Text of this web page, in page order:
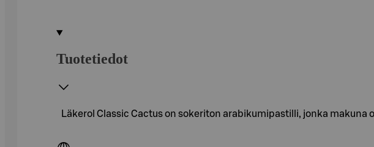
Tuotetiedot
Läkerol Classic Cactus on sokeriton arabikumipastilli, jonka